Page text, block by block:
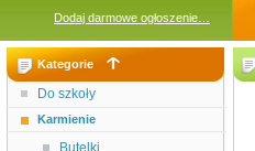
Dodaj darmowe ogłoszenie…
Kategorie
Do szkoły
Karmienie
Butelki